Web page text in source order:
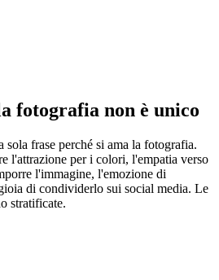
fotografia non è unico
sola frase perché si ama la fotografia.
l'attrazione per i colori, l'empatia verso
l'immagine, l'emozione di
di condividerlo sui social media. Le
stratificate.